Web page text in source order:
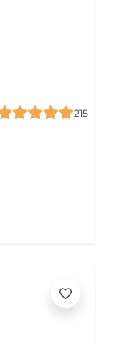
215